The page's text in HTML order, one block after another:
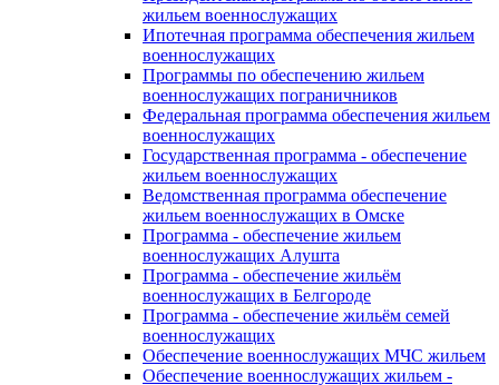
жильем военнослужащих
Ипотечная программа обеспечения жильем
военнослужащих
Программы по обеспечению жильем
военнослужащих пограничников
Федеральная программа обеспечения жильем
военнослужащих
Государственная программа - обеспечение
жильем военнослужащих
Ведомственная программа обеспечение
жильем военнослужащих в Омске
Программа - обеспечение жильем
военнослужащих Алушта
Программа - обеспечение жильём
военнослужащих в Белгороде
Программа - обеспечение жильём семей
военнослужащих
Обеспечение военнослужащих МЧС жильем
Обеспечение военнослужащих жильем -